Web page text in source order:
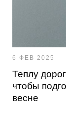
6 ФЕВ 2025
Теплу
чтобы
весне